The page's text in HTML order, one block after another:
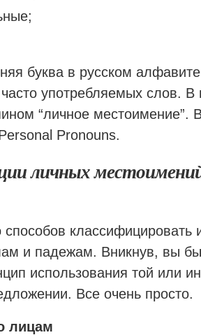
буква в русском
употребляемых слов. В
“личное местоимение”.
Pronouns.
личных
способов классифицировать
и падежам. Вникнув, вы
использования той или
Все очень просто.
лицам